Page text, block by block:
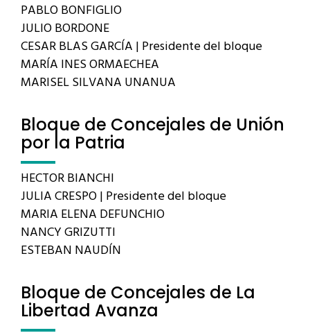
PABLO BONFIGLIO
JULIO BORDONE
CESAR BLAS GARCÍA | Presidente del bloque
MARÍA INES ORMAECHEA
MARISEL SILVANA UNANUA
Bloque de Concejales de Unión
por la Patria
HECTOR BIANCHI
JULIA CRESPO | Presidente del bloque
MARIA ELENA DEFUNCHIO
NANCY GRIZUTTI
ESTEBAN NAUDÍN
Bloque de Concejales de La
Libertad Avanza